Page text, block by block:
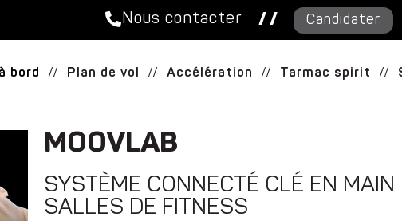
Nous contacter / / Candidater
bord // Plan de vol // Accélération // Tarmac spirit //
MOOVLAB
SYSTÈME CONNECTÉ CLÉ EN MAIN
SALLES DE FITNESS